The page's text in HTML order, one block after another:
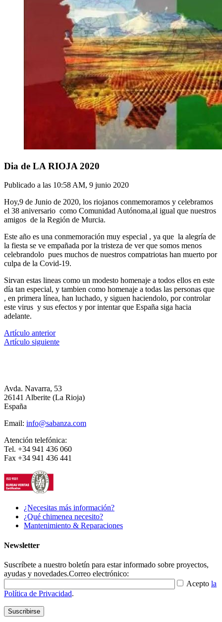
Dia de LA RIOJA 2020
Publicado a las 10:58 AM, 9 junio 2020
Hoy,9 de Junio de 2020, los riojanos conmemoramos y celebramos
el 38 aniversario como Comunidad Autónoma,al igual que nuestros
amigos de la Región de Murcia.
Este año es una conmemoración muy especial , ya que la alegría de
la fiesta se ve empañada por la tristeza de ver que somos menos
celebrandolo pues muchos de nuestros compatriotas han muerto por
culpa de la Covid-19.
Sirvan estas lineas como un modesto homenaje a todos ellos en este
día tan especial, y tambien como homenaje a todas las personas que
, en primera línea, han luchado, y siguen haciendolo, por controlar
este virus y sus efectos y por intentar que España siga hacia
adelante.
Artículo anterior
Artículo siguiente
Avda. Navarra, 53
26141 Alberite (La Rioja)
España
Email: info@sabanza.com
Atención telefónica:
Tel. +34 941 436 060
Fax +34 941 436 441
¿Necesitas más información?
¿Qué chimenea necesito?
Mantenimiento & Reparaciones
Newsletter
Suscríbete a nuestro boletín para estar informado sobre proyectos,
ayudas y novedades.Correo electrónico:
Acepto la
Política de Privacidad.